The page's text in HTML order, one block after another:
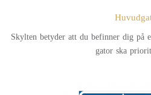
Skylten betyder att du befinner dig på
gator ska